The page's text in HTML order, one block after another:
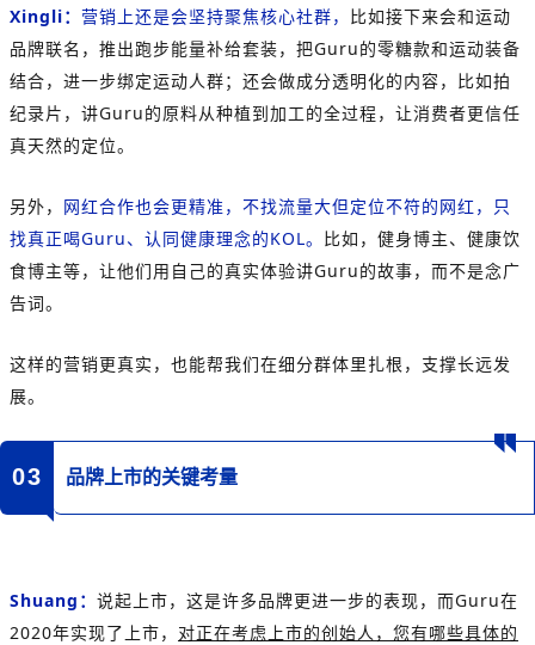
Xingli： 营销上还是会坚持聚焦核心社群， 比如接下来会和运动
品牌联名，推出跑步能量补给套装，把Guru的零糖款和运动装备
结合，进一步绑定运动人群；还会做成分透明化的内容，比如拍
纪录片，讲Guru的原料从种植到加工的全过程，让消费者更信任
真天然的定位。
另外， 网红合作也会更精准，不找流量大但定位不符的网红，只
找真正喝Guru、认同健康理念的KOL。 比如，健身博主、健康饮
食博主等，让他们用自己的真实体验讲Guru的故事，而不是念广
告词。
这样的营销更真实，也能帮我们在细分群体里扎根，支撑长远发
展。
03 品牌上市的关键考量
Shuang： 说起上市，这是许多品牌更进一步的表现，而Guru在
2020年实现了上市， 对正在考虑上市的创始人，您有哪些具体的